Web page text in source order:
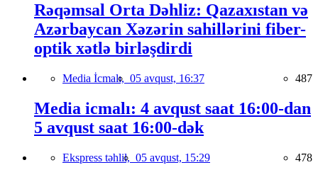
Rəqəmsal Orta Dəhliz: Qazaxıstan və
Azərbaycan Xəzərin sahillərini fiber-
optik xətlə birləşdirdi
Media İcmalı, 05 avqust, 16:37 487
Media icmalı: 4 avqust saat 16:00-dan
5 avqust saat 16:00-dək
Ekspress təhlil, 05 avqust, 15:29 478